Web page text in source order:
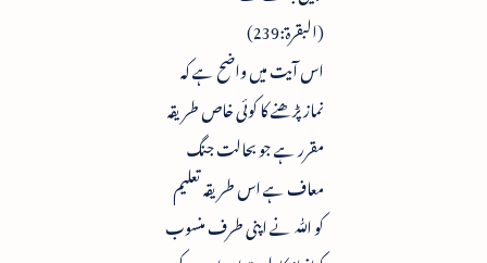
(البقرۃ:239)
اس آیت میں واضح ہے کہ
نماز پڑھنے کا کوئی خاص طریقہ
مقرر ہے جو بحالت جنگ
معاف ہے اس طریقہ تعلیم
کو ﷲ نے اپنی طرف منسوب